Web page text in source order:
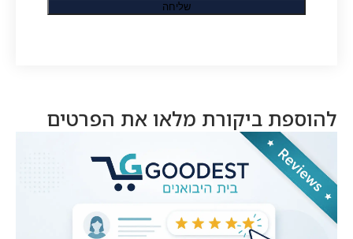
להוספת ביקורת מלאו את הפרטים